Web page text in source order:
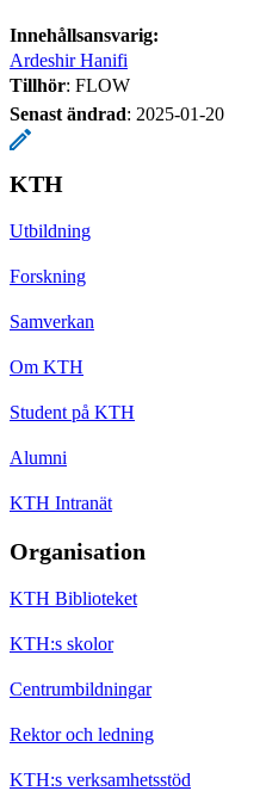
Innehållsansvarig:
Ardeshir Hanifi
Tillhör: FLOW
Senast ändrad: 2025-01-20
KTH
Utbildning
Forskning
Samverkan
Om KTH
Student på KTH
Alumni
KTH Intranät
Organisation
KTH Biblioteket
KTH:s skolor
Centrumbildningar
Rektor och ledning
KTH:s verksamhetsstöd